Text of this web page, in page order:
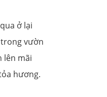
ở lại
vườn
lên mãi
hương.